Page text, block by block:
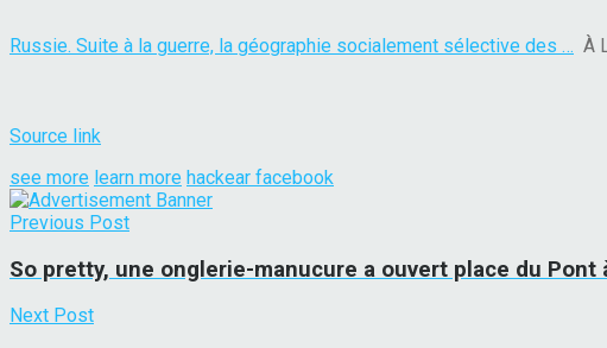
Russie. Suite à la guerre, la géographie socialement sélective des … À
Source link
see more learn more hackear facebook
Previous Post
So pretty, une onglerie-manucure a ouvert place du Pont
Next Post